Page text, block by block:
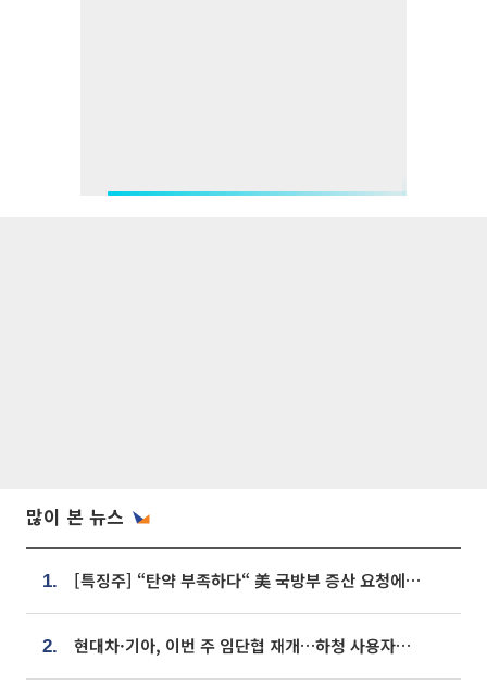
많이 본 뉴스
1. [특징주] “탄약 부족하다“ 美 국방부 증산 요청에⋯국내 방산주 급등세
2. 현대차·기아, 이번 주 임단협 재개…하청 사용자성 재심도 ‘변수’